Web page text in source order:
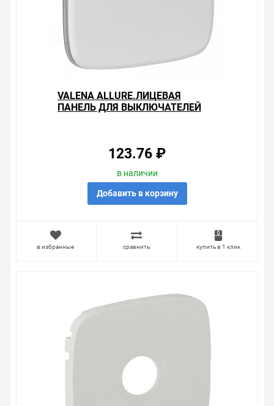
VALENA ALLURE.ЛИЦЕВАЯ
ПАНЕЛЬ ДЛЯ ВЫКЛЮЧАТЕЛЕЙ
123.76 ₽
в наличии
Добавить в корзину
в избранные сравнить купить в 1 клик